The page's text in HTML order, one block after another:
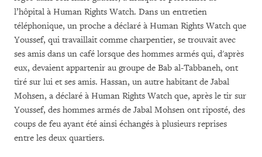
l’hôpital à Human Rights Watch. Dans un entretien
téléphonique, un proche a déclaré à Human Rights Watch que
Youssef, qui travaillait comme charpentier, se trouvait avec
ses amis dans un café lorsque des hommes armés qui, d'après
eux, devaient appartenir au groupe de Bab al-Tabbaneh, ont
tiré sur lui et ses amis. Hassan, un autre habitant de Jabal
Mohsen, a déclaré à Human Rights Watch que, après le tir sur
Youssef, des hommes armés de Jabal Mohsen ont riposté, des
coups de feu ayant été ainsi échangés à plusieurs reprises
entre les deux quartiers.